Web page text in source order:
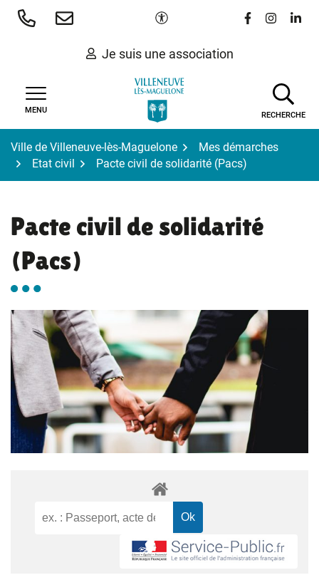
Aller
Paramètres d'accessibilité
Lien vers le
Lien vers
Lien
Je suis une association
MENU
RECHERCHE
Ville de Villeneuve-lès-Maguelone
Mes démarches
Etat civil
Pacte civil de solidarité (Pacs)
Pacte civil de solidarité
(Pacs)